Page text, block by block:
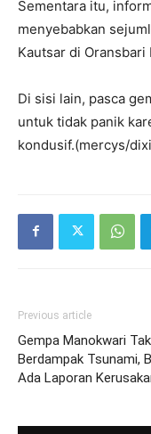
Sementara itu,
menyebabkan
Kautsar di Oransbari
Di sisi lain, pasca
untuk tidak panik
kondusif.(mercys/
Previous article
Gempa Manokwari Tak
Berdampak Tsunami,
Ada Laporan